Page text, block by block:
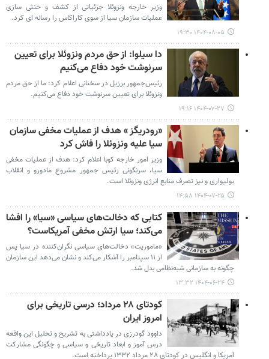
وزیر خارجه ونزوئلا جزئیاتی از کشف و خنثی سازی
عملیات سازمان سیا از سوی کاراکاس را رسانه ای کرد.
۱۴۰۴-۰۸-۰۵ ۱۹:۳۰
دا سیلوا: از حق مردم ونزوئلا برای تعیین
سرنوشت خود دفاع می‌کنیم
رئیس‌جمهور برزیل در سخنانی اعلام کرد: ما از حق مردم
ونزوئلا برای تعیین سرنوشت خود دفاع می‌کنیم.
۱۴۰۴-۰۷-۲۷ ۱۹:۱۶
«رودریگز » هدف از عملیات مخفی سازمان
سیا علیه ونزوئلا را فاش کرد
وزیر امور خارجه کوبا اعلام کرد: هدف از عملیات مخفی
سیا، سرنگونی رئیس جمهور مشروع مادورو و انقلاب
بولیواری و نیز تصرف منابع انرژی ونزوئلا است.
۱۴۰۴-۰۷-۲۵ ۱۴:۵۸
کتابی که دخالت‌های سیاسی «سیا» را افشا
می‌کند؛ سیا ارتش مخفی آمریکاست؟
«ماموریت» دخالت‌های سیاسی نگران‌کننده در سیا پس
از ۱۱ سپتامبر را آشکار می‌کند و نشان می‌دهد این سازمان
چگونه به سازمانی شبه‌نظامی بدل شد.
۱۴۰۴-۰۶-۲۴ ۱۳:۳۲
کودتای ۲۸ مرداد؛ درسی تاریخی برای
امروز ایران
داوود گودرزی در یادداشتی به تشریح و تحلیل این واقعه
درس آموز و ابعاد تاریخی و سیاسی و چگونگی مشارکت
آمریکا و انگلیس در کودتای ۲۸ مرداد ۱۳۳۲ پرداخته است.